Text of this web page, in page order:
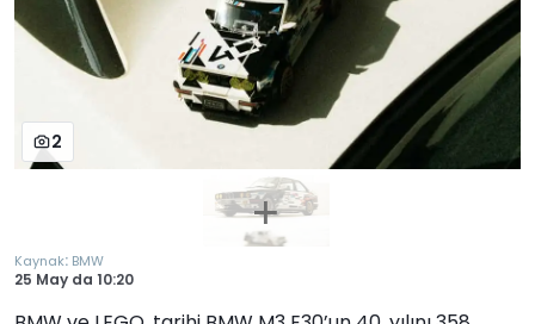
2
Kaynak: BMW
25 May da 10:20